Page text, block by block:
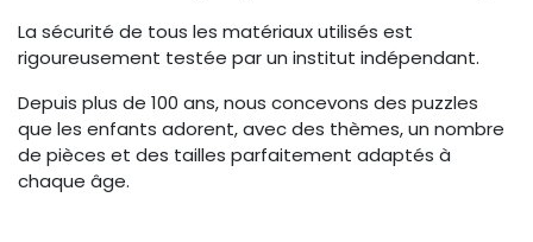
La sécurité de tous les matériaux utilisés est
rigoureusement testée par un institut indépendant.
Depuis plus de 100 ans, nous concevons des puzzles
que les enfants adorent, avec des thèmes, un nombre
de pièces et des tailles parfaitement adaptés à
chaque âge.